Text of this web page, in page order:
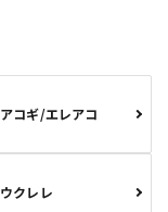
アコギ/エレアコ
ウクレレ